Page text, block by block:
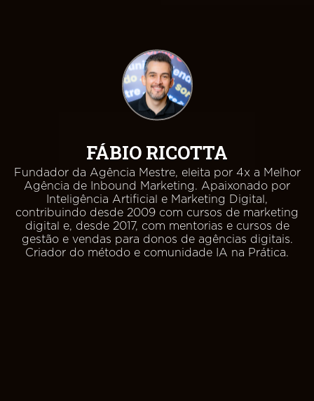
FÁBIO RICOTTA
Fundador da Agência Mestre, eleita por 4x a Melhor
Agência de Inbound Marketing. Apaixonado por
Inteligência Artificial e Marketing Digital,
contribuindo desde 2009 com cursos de marketing
digital e, desde 2017, com mentorias e cursos de
gestão e vendas para donos de agências digitais.
Criador do método e comunidade IA na Prática.